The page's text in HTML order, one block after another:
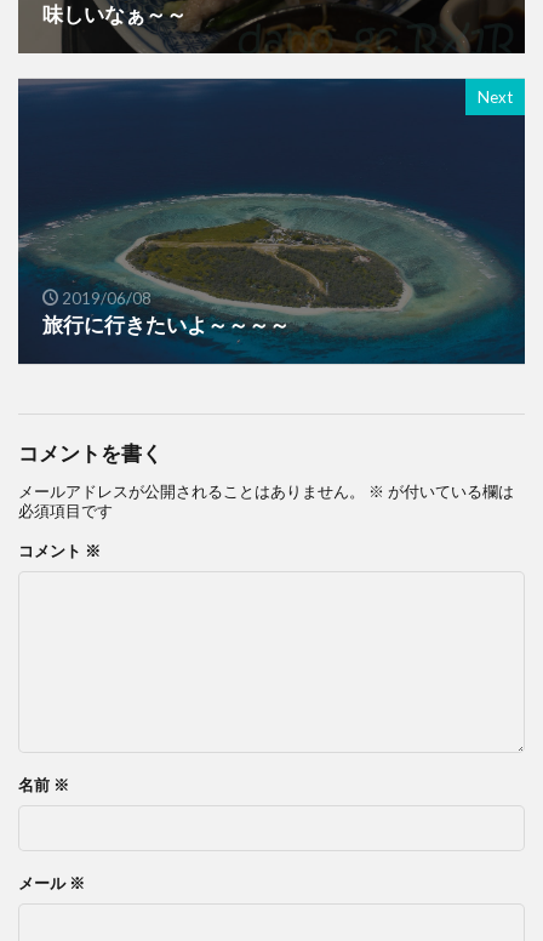
味しいなぁ～～
Next
2019/06/08
旅行に行きたいよ～～～～
コメントを書く
メールアドレスが公開されることはありません。 ※ が付いている欄は
必須項目です
コメント ※
名前 ※
メール ※